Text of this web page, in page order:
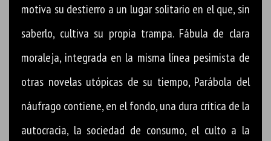
motiva su destierro a un lugar solitario en el que, sin
saberlo, cultiva su propia trampa. Fábula de clara
moraleja, integrada en la misma línea pesimista de
otras novelas utópicas de su tiempo, Parábola del
náufrago contiene, en el fondo, una dura crítica de la
autocracia, la sociedad de consumo, el culto a la